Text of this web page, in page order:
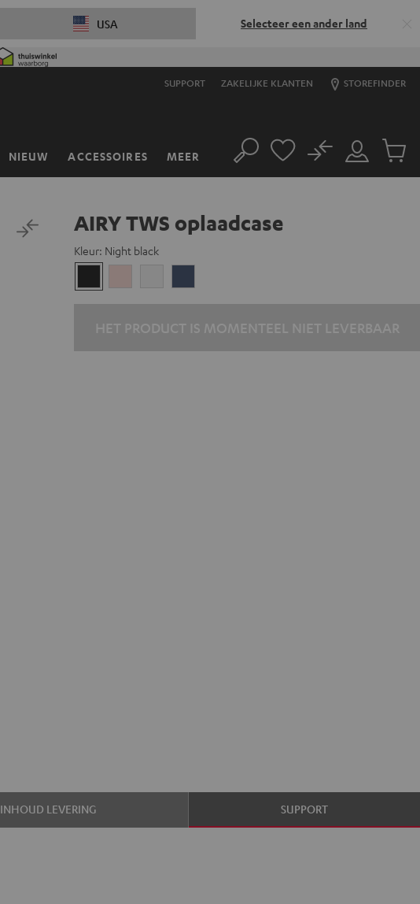
USA Selecteer een ander land
SUPPORT ZAKELIJKE KLANTEN STOREFINDER
NIEUW ACCESSOIRES MEER Zoeken
Mijn
account
No
AIRY TWS oplaadcase
Kleur: Night black
black
White
INHOUD LEVERING SUPPORT